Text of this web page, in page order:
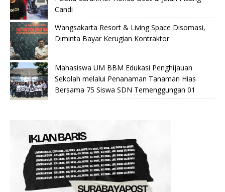
Candi
Wangsakarta Resort & Living Space Disomasi,
Diminta Bayar Kerugian Kontraktor
Mahasiswa UM BBM Edukasi Penghijauan
Sekolah melalui Penanaman Tanaman Hias
Bersama 75 Siswa SDN Temenggungan 01